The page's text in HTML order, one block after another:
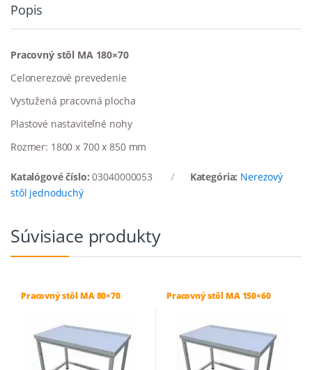
Popis
Pracovný stôl MA 180×70
Celonerezové prevedenie
Vystužená pracovná plocha
Plastové nastaviteľné nohy
Rozmer: 1800 x 700 x 850 mm
Katalógové číslo:03040000053 Kategória: Nerezový
stôl jednoduchý
Súvisiace produkty
Pracovný stôl MA 80×70 Pracovný stôl MA 150×60